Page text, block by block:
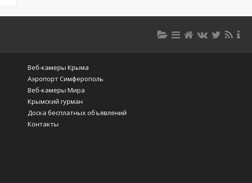
Веб-камеры Крыма
Аэропорт Симферополь
Веб-камеры Мира
Крымский гурман
Доска бесплатных объявлений
Контакты